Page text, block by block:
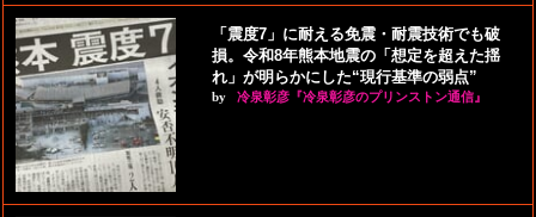
「震度7」に耐える免震・耐震技術でも破
損。令和8年熊本地震の「想定を超えた揺
れ」が明らかにした“現行基準の弱点”
by 冷泉彰彦『冷泉彰彦のプリンストン通信』